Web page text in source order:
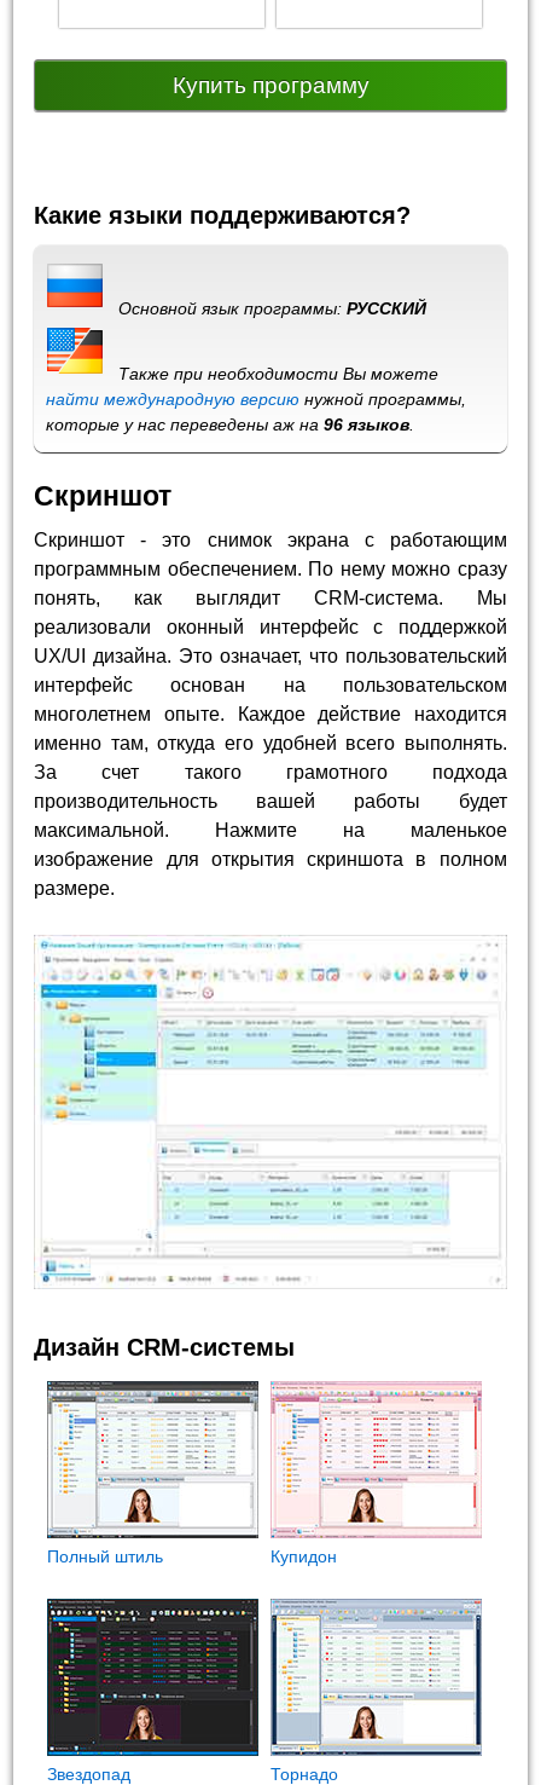
Купить программу
Какие языки поддерживаются?
Основной язык программы:РУССКИЙ
Также при необходимости Вы можете
найти международную версию нужной программы,
которые у нас переведены аж на96 языков
Скриншот
Скриншот - это снимок экрана с работающим
программным обеспечением. По нему можно сразу
понять, как выглядит CRM-система. Мы
реализовали оконный интерфейс с поддержкой
UX/UI дизайна. Это означает, что пользовательский
интерфейс основан на пользовательском
многолетнем опыте. Каждое действие находится
именно там, откуда его удобней всего выполнять.
За счет такого грамотного подхода
производительность вашей работы будет
максимальной. Нажмите на маленькое
изображение для открытия скриншота в полном
размере.
Дизайн CRM-системы
Полный штиль Купидон
Звездопад Торнадо